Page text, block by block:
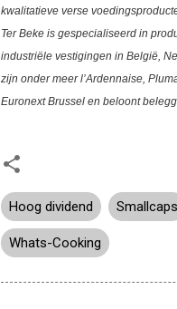
kwalitatieve verse
Ter Beke is gespecialiseerd in
industriële vestigingen in België,
zijn onder meerl’Ardennaise,
Euronext Brussel en beloont
Hoog dividend Smallcaps
Whats-Cooking